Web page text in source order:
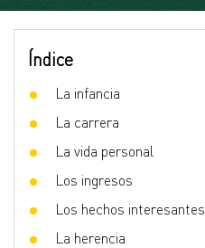
Índice
La infancia
La carrera
La vida personal
Los ingresos
Los hechos interesantes
La herencia